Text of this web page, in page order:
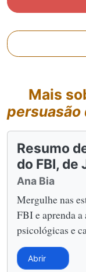
Mais
persuasão
Resumo
do FBI, de
Ana Bia
Mergulhe nas
FBI e aprenda a
psicológicas e
Abrir